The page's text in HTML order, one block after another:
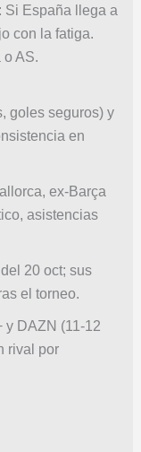
Si España llega a
con la fatiga.
o AS.
goles seguros) y
en
ex-Barça
asistencias
20 oct; sus
el torneo.
y DAZN (11-12
rival por